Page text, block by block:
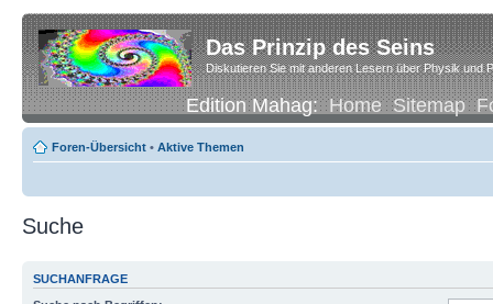
Das Prinzip des Seins
Diskutieren Sie mit anderen Lesern über Physik und
Edition Mahag:Home Sitemap
Foren-Übersicht • Aktive Themen
Suche
SUCHANFRAGE